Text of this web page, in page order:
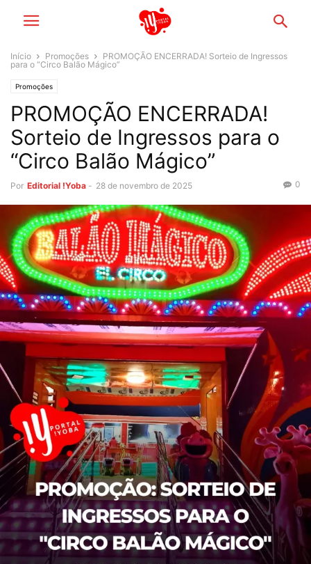
Início Promoções
PROMOÇÃO ENCERRADA! Sorteio de Ingressos
para o “Circo Balão Mágico”
Promoções
PROMOÇÃO ENCERRADA!
Sorteio de Ingressos para o
“Circo Balão Mágico”
Por Editorial !Yoba - 28 de novembro de 2025 0